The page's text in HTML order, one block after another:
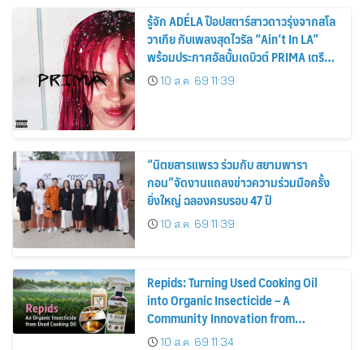
รู้จัก ADÉLA ป๊อปสตาร์สาวดาวรุ่งจากสโล
วาเกีย กับเพลงสุดไวรัล “Ain’t In LA”
พร้อมประกาศอัลบั้มเดบิวต์ PRIMA เตรียม
ปล่อย 4 ก.ย. นี้
10 ส.ค. 69 11:39
“นิตยสารแพรว ร่วมกับ สยามพารา
กอน”จัดงานแถลงข่าวความร่วมมือครั้ง
ยิ่งใหญ่ ฉลองครบรอบ 47 ปี
10 ส.ค. 69 11:39
Repids: Turning Used Cooking Oil
into Organic Insecticide – A
Community Innovation from
Chulalongkorn University
10 ส.ค. 69 11:34